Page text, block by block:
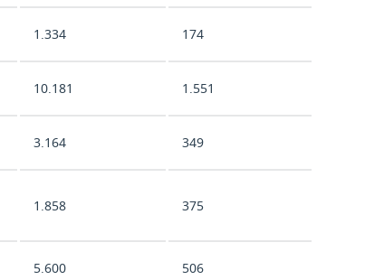
1.334 174
10.181 1.551
3.164 349
1.858 375
5.600 506